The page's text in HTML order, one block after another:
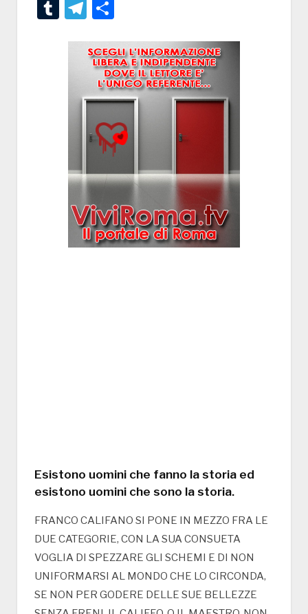
TumblrTelegram
Esistono uomini che fanno la storia ed
esistono uomini che sono la storia.
FRANCO CALIFANO SI PONE IN MEZZO FRA LE
DUE CATEGORIE, CON LA SUA CONSUETA
VOGLIA DI SPEZZARE GLI SCHEMI E DI NON
UNIFORMARSI AL MONDO CHE LO CIRCONDA,
SE NON PER GODERE DELLE SUE BELLEZZE